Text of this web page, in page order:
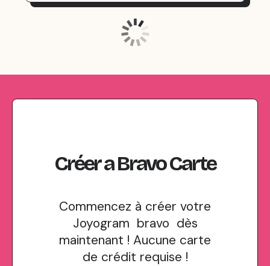
CréeraBravoCarte
Commencez à créer votre
Joyogram bravo dès
maintenant ! Aucune carte
de crédit requise !